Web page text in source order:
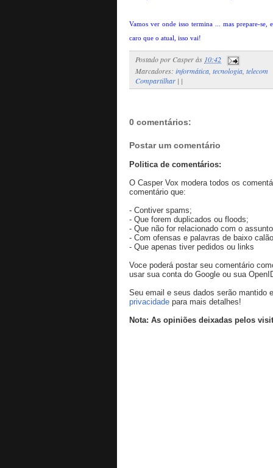
Vamos ver onde isso termina ... mas prepare-se,
caro que o atual, isso vai!
Postado por Casperàs 10:42
Marcadores: informática tecnologia telecom
Compartilhar | |
0 comentários:
Postar um comentário
Politica de comentários:
O Casper Vox modera todos os
comentário que:
- Contiver spams;
- Que forem duplicados ou floods;
- Que não for relacionado com o
- Com ofensas e palavras de baixo
- Que apenas tiver pedidos ou links
Voce poderá postar seu comentário
usar sua conta do Google ou sua
Seu email e seus dados serão mantido
privacidade para mais detalhes!
Nota: As opiniões deixadas pelos